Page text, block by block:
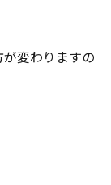
変わりますの